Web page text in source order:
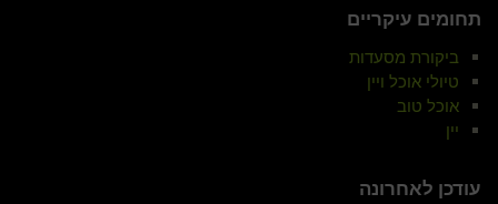
תחומים עיקריים
ביקורת מסעדות
טיולי אוכל ויין
אוכל טוב
יין
עודכן לאחרונה